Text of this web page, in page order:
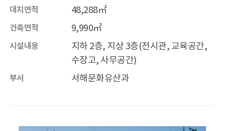
대지면적 48,288㎡
건축면적 9,990㎡
시설내용
지하 2층, 지상 3층(전시관, 교육공간,
수장고, 사무공간)
부서 서해문화유산과